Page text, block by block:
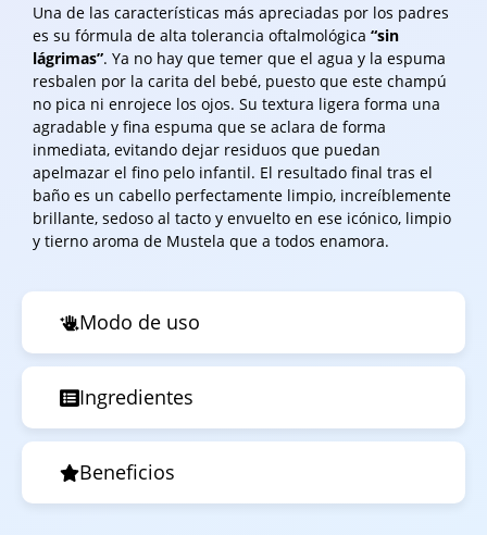
Modo de uso
Ingredientes
Beneficios
Una de las características más apreciadas por los padres
es su fórmula de alta tolerancia oftalmológica “sin
lágrimas”. Ya no hay que temer que el agua y la espuma
resbalen por la carita del bebé, puesto que este champú
no pica ni enrojece los ojos. Su textura ligera forma una
agradable y fina espuma que se aclara de forma
inmediata, evitando dejar residuos que puedan
apelmazar el fino pelo infantil. El resultado final tras el
baño es un cabello perfectamente limpio, increíblemente
brillante, sedoso al tacto y envuelto en ese icónico, limpio
y tierno aroma de Mustela que a todos enamora.